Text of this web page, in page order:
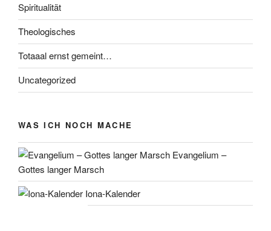
Spiritualität
Theologisches
Totaaal ernst gemeint…
Uncategorized
WAS ICH NOCH MACHE
Evangelium –
Gottes langer Marsch
Iona-Kalender